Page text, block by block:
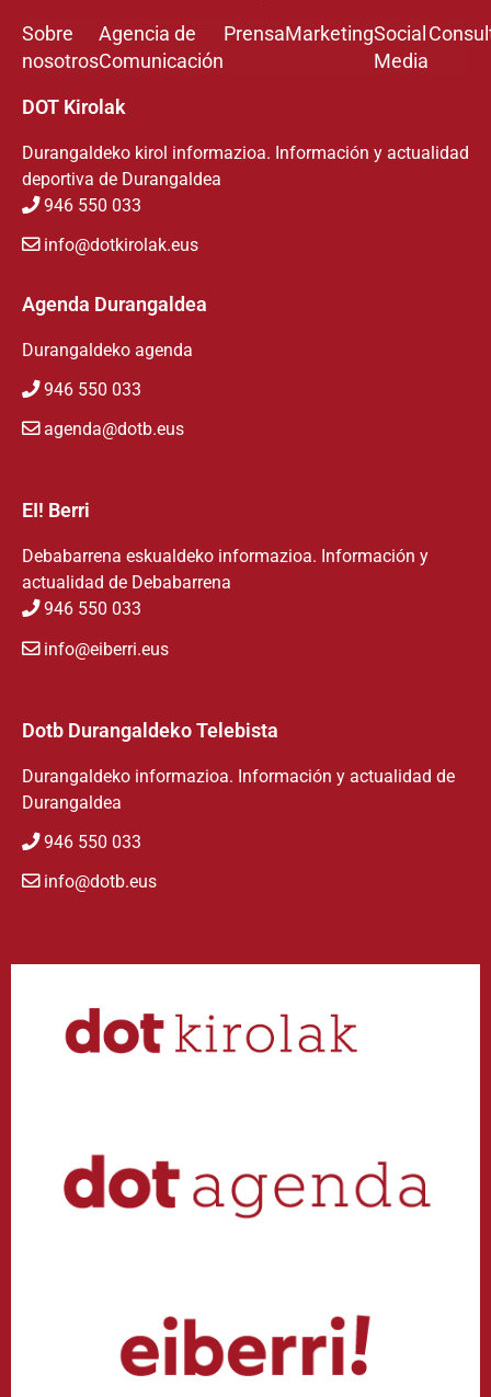
Sobre
nosotros
Agencia de
Comunicación
PrensaMarketingSocial
Media
DOT Kirolak
Durangaldeko kirol informazioa. Información y actualidad
deportiva de Durangaldea
946 550 033
info@dotkirolak.eus
Agenda Durangaldea
Durangaldeko agenda
946 550 033
agenda@dotb.eus
EI! Berri
Debabarrena eskualdeko informazioa. Información y
actualidad de Debabarrena
946 550 033
info@eiberri.eus
Dotb Durangaldeko Telebista
Durangaldeko informazioa. Información y actualidad de
Durangaldea
946 550 033
info@dotb.eus